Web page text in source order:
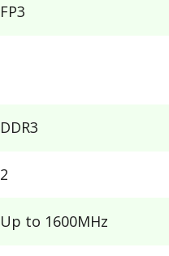
FP3
DDR3
2
Up to 1600MHz